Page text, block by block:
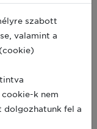
A
támogatja
az Európai Unió
érintett
Miguel Lopera,
szabott
valamint a
k nem
dolgozhatunk fel a